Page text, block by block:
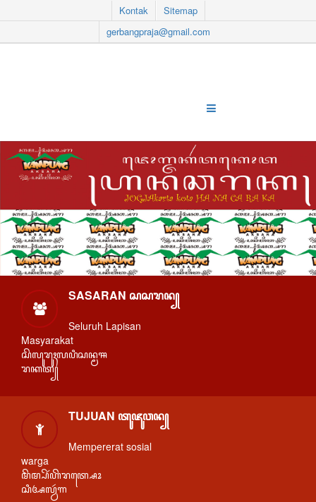
Kontak
Sitemap
gerbangpraja@gmail.com
SASARAN ꦱꦱꦫꦤ꧀
Seluruh Lapisan
Masyarakat
ꦱꦼꦭꦸꦫꦸꦃꦭꦥꦶꦱꦤ꧀ꦩꦯ
ꦫꦏꦠ꧀
TUJUAN ꦠꦸꦗꦸꦮꦤ꧀
Mempererat sosial
warga
ꦩꦼꦩ꧀ꦥꦼꦂꦲꦼꦫꦠ꧀ꦱꦺꦴ
ꦱꦶꦄꦭ꧀ꦮꦂꦒ